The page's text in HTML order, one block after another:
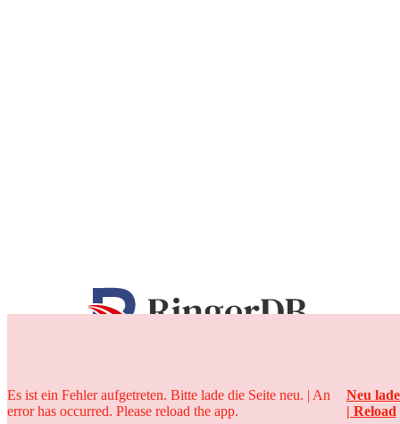
25 Jahre
Es ist ein Fehler aufgetreten. Bitte lade die Seite neu. | An
error has occurred. Please reload the app.
Neu
| Reload